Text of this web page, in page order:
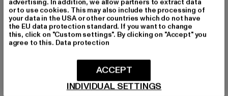
URBAN CLASSICS
Derzeitiger Preis: 12,99 EURAktionspreis: 19,99 EUR
12,99 EUR
Derzeitiger Preis: 12,99 EUR
advertising. In addition, we allow partners to extract data
or to use cookies. This may also include the processing of
your data in the USA or other countries which do not have
the EU data protection standard. If you want to change
this, click on "Custom settings". By clicking on "Accept" you
agree to this. Data protection
INDIVIDUAL SETTINGS
ACCEPT